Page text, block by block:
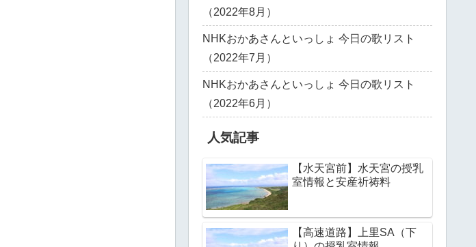
（2022年8月）
NHKおかあさんといっしょ 今日の歌リスト
（2022年7月）
NHKおかあさんといっしょ 今日の歌リスト
（2022年6月）
人気記事
【水天宮前】水天宮の授乳
室情報と安産祈祷料
【高速道路】上里SA（下